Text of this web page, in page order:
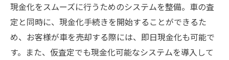
現金化をスムーズに行うためのシステムを整備。車の査
定と同時に、現金化手続きを開始することができるた
め、お客様が車を売却する際には、即日現金化も可能で
す。また、仮査定でも現金化可能なシステムを導入して